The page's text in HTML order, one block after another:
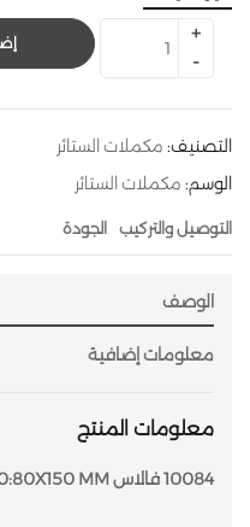
التصنيف: مكملات الستائر
الوسم: مكملات الستائر
التوصيل والتركيب الجودة
الوصف
معلومات إضافية
معلومات المنتج
10084 فالاس ø30:80X150 MM